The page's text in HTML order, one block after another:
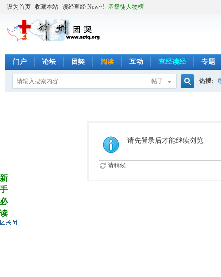
设为首页 收藏本站 读经查经 New~! 基督徒人物榜
门户 论坛 团契 阅读 互动 查经读经 专题
帖子
索
热搜:
请先登录后才能继续浏览
请稍候...
新
手
必
读